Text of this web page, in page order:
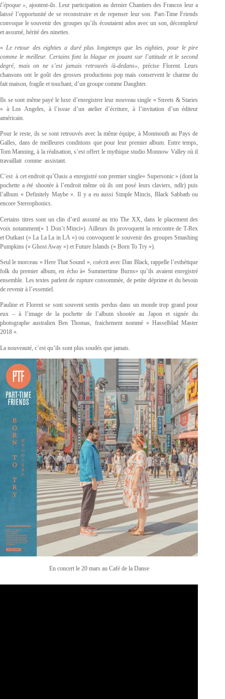
l’époque », ajoutent-ils. Leur participation au dernier Chantiers des Francos leur a
laissé l’opportunité de se reconstruire et de repenser leur son. Part-Time Friends
convoque le souvenir des groupes qu’ils écoutaient ados avec un son, décomplexé
et assumé, hérité des nineties.
« Le retour des eighties a duré plus longtemps que les eighties, pour le pire
comme le meilleur. Certains font la blague en jouant sur l’attitude et le second
degré, mais on ne s’est jamais retrouvés /à-dedans», précise Florent. Leurs
chansons ont le goût des grosses productions pop mais conservent le charme du
fait maison, fragile et touchant, d’un groupe comme Daughter.
Ils se sont même payé le luxe d’enregistrer leur nouveau single « Streets & Staries
» à Los Angeles, à l’issue d’un atelier d’écriture, à l’invitation d’un éditeur
américain.
Pour le reste, ils se sont retrouvés avec la même équipe, à Monmouth au Pays de
Galles, dans de meilleures conditions que pour leur premier album. Entre temps,
Tom Manning, à la réalisation, s’est offert le mythique studio Monnow Valley où il
travaillait comme assistant.
C’est à cet endroit qu’Oasis a enregistré son premier single« Supersonic » (dont la
pochette a été shootée à l’endroit même où ils ont posé leurs claviers, ndlr) puis
l’album « Definitely Maybe ». Il y a eu aussi Simple Mincis, Black Sabbath ou
encore Stereophonics.
Certains titres sont un clin d’œil assumé au trio The XX, dans le placement des
voix notamment(« 1 Don’t Minci»). Ailleurs ils provoquent la rencontre de T-Rex
et Outkast (« La La La in LA ») ou convoquent le souvenir des groupes Smashing
Pumpkins (« Ghost Away ») et Future Islands (« Born To Try »).
Seul le morceau « Here That Sound », coécrit avec Dan Black, rappelle l’esthétique
folk du premier album, en écho à« Summertime Burns» qu’ils avaient enregistré
ensemble. Les textes parlent de rupture consommée, de petite déprime et du besoin
de revenir à l’essentiel.
Pauline et Florent se sont souvent sentis perdus dans un monde trop grand pour
eux – à l’image de la pochette de l’album shootée au Japon et signée du
photographe australien Ben Thomas, fraichement nommé « Hasselblad Master
2018 ».
La nouveauté, c’est qu’ils sont plus soudés que jamais.
En concert le 20 mars au Café de la Danse